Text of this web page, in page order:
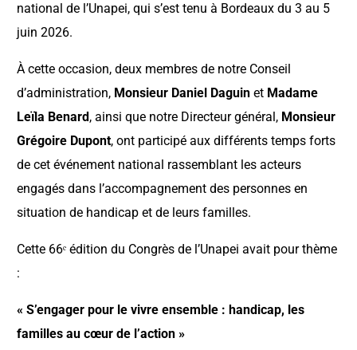
national de l’Unapei, qui s’est tenu à Bordeaux du 3 au 5
juin 2026.
À cette occasion, deux membres de notre Conseil
d’administration, Monsieur Daniel Daguin et Madame
Leïla Benard, ainsi que notre Directeur général, Monsieur
Grégoire Dupont, ont participé aux différents temps forts
de cet événement national rassemblant les acteurs
engagés dans l’accompagnement des personnes en
situation de handicap et de leurs familles.
Cette 66ᵉ édition du Congrès de l’Unapei avait pour thème
:
« S’engager pour le vivre ensemble : handicap, les
familles au cœur de l’action »